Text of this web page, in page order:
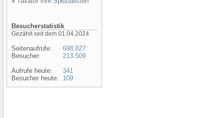
Besucherstatistik
Gezählt seit dem 01.04.2024
Seitenaufrufe:
Besucher:
Aufrufe heute:
Besucher heute:
698.827
213.509
341
109